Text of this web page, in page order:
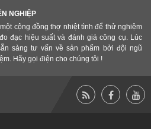
NGHIỆP
cộng đồng thợ nhiệt tình để thử nghiệm
đạc hiệu suất và đánh giá công cụ. Lúc
sàng tư vấn về sản phẩm bởi đội ngũ
Hãy gọi điện cho chúng tôi !